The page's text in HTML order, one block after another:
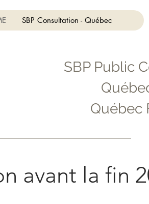
SBP Consultation - Québec
SBP Public
Québec
avant la fin